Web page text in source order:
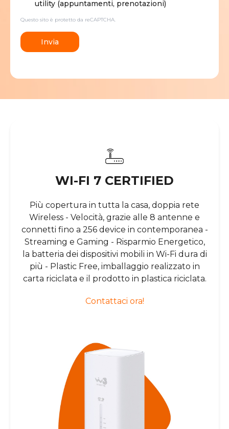
utility (appuntamenti, prenotazioni)
Questo sito è protetto da reCAPTCHA.
Invia
WI-FI 7 CERTIFIED
Più copertura in tutta la casa, doppia rete
Wireless - Velocità, grazie alle 8 antenne e
connetti fino a 256 device in contemporanea -
Streaming e Gaming - Risparmio Energetico,
la batteria dei dispositivi mobili in Wi-Fi dura di
più - Plastic Free, imballaggio realizzato in
carta riciclata e il prodotto in plastica riciclata.
Contattaci ora!